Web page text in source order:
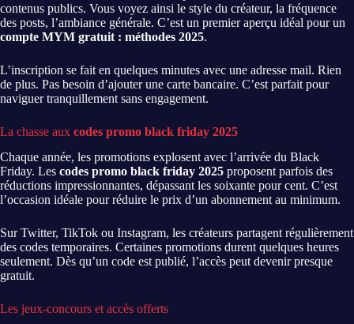
contenus publics. Vous voyez ainsi le style du créateur, la fréquence
des posts, l’ambiance générale. C’est un premier aperçu idéal pour un
compte MYM gratuit : méthodes 2025.
L’inscription se fait en quelques minutes avec une adresse mail. Rien
de plus. Pas besoin d’ajouter une carte bancaire. C’est parfait pour
naviguer tranquillement sans engagement.
La chasse aux codes promo black friday 2025
Chaque année, les promotions explosent avec l’arrivée du Black
Friday. Les codes promo black friday 2025 proposent parfois des
réductions impressionnantes, dépassant les soixante pour cent. C’est
l’occasion idéale pour réduire le prix d’un abonnement au minimum.
Sur Twitter, TikTok ou Instagram, les créateurs partagent régulièrement
des codes temporaires. Certaines promotions durent quelques heures
seulement. Dès qu’un code est publié, l’accès peut devenir presque
gratuit.
Les jeux-concours et accès offerts